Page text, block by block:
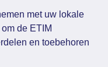
met uw lokale
de ETIM
en toebehoren